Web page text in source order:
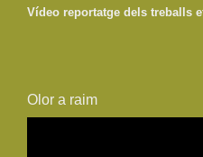
Vídeo reportatge dels treballs
Olor a raim